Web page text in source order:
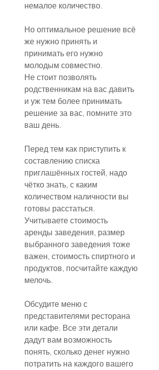
немалое количество.
Но оптимальное решение всё
же нужно принять и
принимать его нужно
молодым совместно.
Не стоит позволять
родственникам на вас давить
и уж тем более принимать
решение за вас, помните это
ваш день.
Перед тем как приступить к
составлению списка
приглашённых гостей, надо
чётко знать, с каким
количеством наличности вы
готовы расстаться.
Учитываете стоимость
аренды заведения, размер
выбранного заведения тоже
важен, стоимость спиртного и
продуктов, посчитайте каждую
мелочь.
Обсудите меню с
представителями ресторана
или кафе. Все эти детали
дадут вам возможность
понять, сколько денег нужно
потратить на каждого вашего